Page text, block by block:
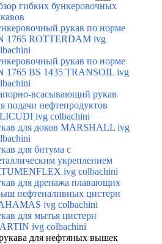
гибких бункеровочных
рукав по норме
1765 ROTTERDAM ivg
рукав по норме
1765 BS 1435 TRANSOIL ivg
всасывающий рукав
подачи нефтепродуктов
ivg colbachini
для доков MARSHALL ivg
для битума с
укреплением
ivg colbachini
для дренажа плавающих
нефтеналивных цистерн
ivg colbachini
для мытья цистерн
ivg colbachini
для нефтяных вышек